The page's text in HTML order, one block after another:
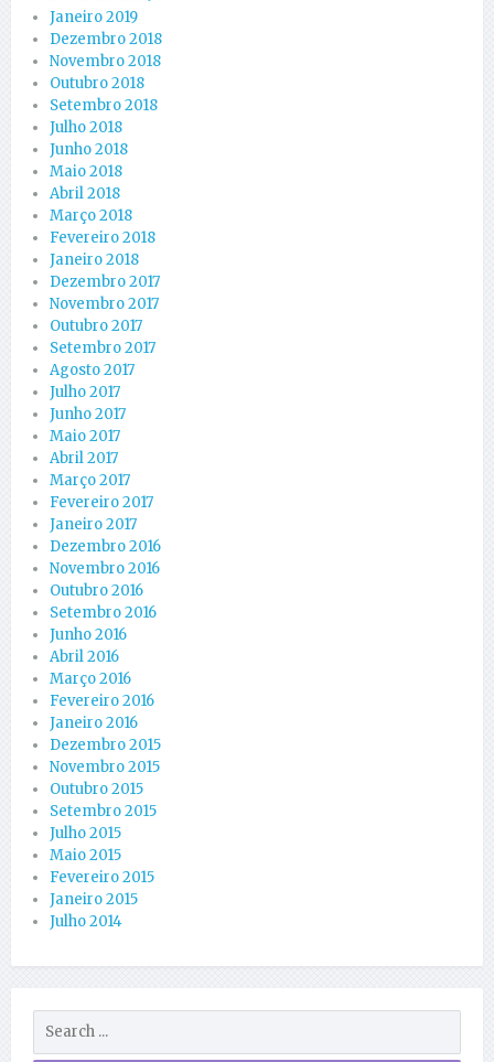
Janeiro 2019
Dezembro 2018
Novembro 2018
Outubro 2018
Setembro 2018
Julho 2018
Junho 2018
Maio 2018
Abril 2018
Março 2018
Fevereiro 2018
Janeiro 2018
Dezembro 2017
Novembro 2017
Outubro 2017
Setembro 2017
Agosto 2017
Julho 2017
Junho 2017
Maio 2017
Abril 2017
Março 2017
Fevereiro 2017
Janeiro 2017
Dezembro 2016
Novembro 2016
Outubro 2016
Setembro 2016
Junho 2016
Abril 2016
Março 2016
Fevereiro 2016
Janeiro 2016
Dezembro 2015
Novembro 2015
Outubro 2015
Setembro 2015
Julho 2015
Maio 2015
Fevereiro 2015
Janeiro 2015
Julho 2014